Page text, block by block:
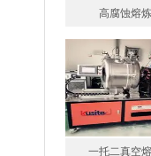
高腐蚀熔
一托二真空